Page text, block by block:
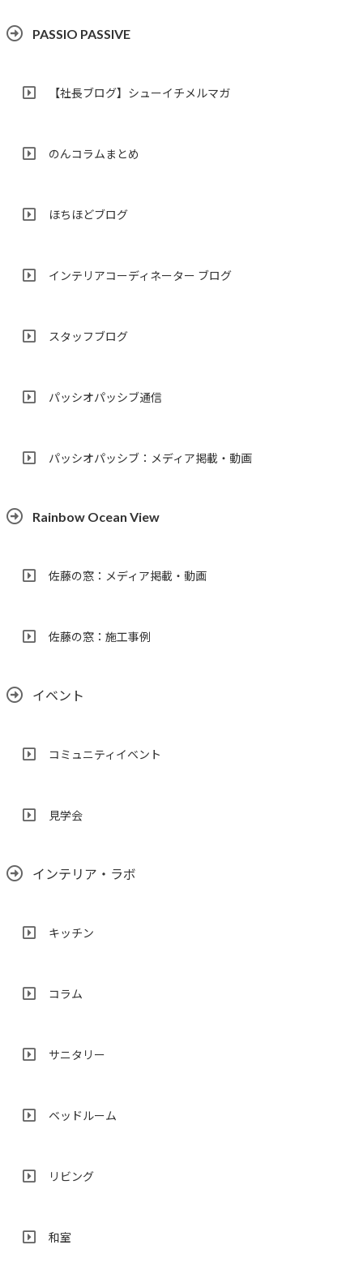
PASSIO PASSIVE
【社長ブログ】シューイチメルマガ
のんコラムまとめ
ほちほどブログ
インテリアコーディネーター ブログ
スタッフブログ
パッシオパッシブ通信
パッシオパッシブ：メディア掲載・動画
Rainbow Ocean View
佐藤の窓：メディア掲載・動画
佐藤の窓：施工事例
イベント
コミュニティイベント
見学会
インテリア・ラボ
キッチン
コラム
サニタリー
ベッドルーム
リビング
和室